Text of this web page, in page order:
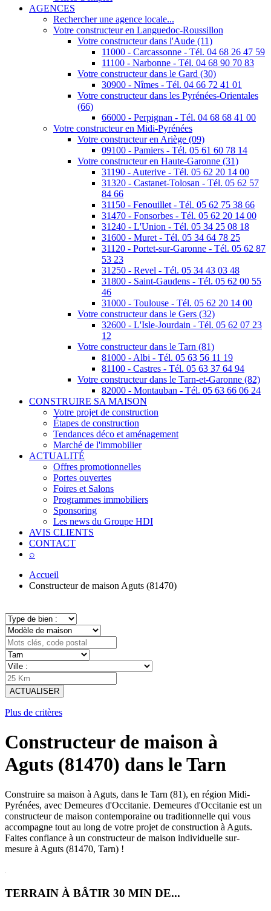
AGENCES
Rechercher une agence locale...
Votre constructeur en Languedoc-Roussillon
Votre constructeur dans l'Aude (11)
11000 - Carcassonne - Tél. 04 68 26 47 59
11100 - Narbonne - Tél. 04 68 90 70 83
Votre constructeur dans le Gard (30)
30900 - Nîmes - Tél. 04 66 72 41 01
Votre constructeur dans les Pyrénées-Orientales
(66)
66000 - Perpignan - Tél. 04 68 68 41 00
Votre constructeur en Midi-Pyrénées
Votre constructeur en Ariège (09)
09100 - Pamiers - Tél. 05 61 60 78 14
Votre constructeur en Haute-Garonne (31)
31190 - Auterive - Tél. 05 62 20 14 00
31320 - Castanet-Tolosan - Tél. 05 62 57
84 66
31150 - Fenouillet - Tél. 05 62 75 38 66
31470 - Fonsorbes - Tél. 05 62 20 14 00
31240 - L'Union - Tél. 05 34 25 08 18
31600 - Muret - Tél. 05 34 64 78 25
31120 - Portet-sur-Garonne - Tél. 05 62 87
53 23
31250 - Revel - Tél. 05 34 43 03 48
31800 - Saint-Gaudens - Tél. 05 62 00 55
46
31000 - Toulouse - Tél. 05 62 20 14 00
Votre constructeur dans le Gers (32)
32600 - L'Isle-Jourdain - Tél. 05 62 07 23
12
Votre constructeur dans le Tarn (81)
81000 - Albi - Tél. 05 63 56 11 19
81100 - Castres - Tél. 05 63 37 64 94
Votre constructeur dans le Tarn-et-Garonne (82)
82000 - Montauban - Tél. 05 63 66 06 24
CONSTRUIRE SA MAISON
Votre projet de construction
Étapes de construction
Tendances déco et aménagement
Marché de l'immobilier
ACTUALITÉ
Offres promotionnelles
Portes ouvertes
Foires et Salons
Programmes immobiliers
Sponsoring
Les news du Groupe HDI
AVIS CLIENTS
CONTACT
⌕
Accueil
Constructeur de maison Aguts (81470)
ACTUALISER
Plus de critères
Constructeur de maison à
Aguts (81470) dans le Tarn
Construire sa maison à Aguts, dans le Tarn (81), en région Midi-
Pyrénées, avec Demeures d'Occitanie. Demeures d'Occitanie est un
constructeur de maison contemporaine ou traditionnelle qui vous
accompagne tout au long de votre projet de construction à Aguts.
Faites confiance à un constructeur de maison individuelle sur-
mesure à Aguts (81470, Tarn) !
TERRAIN À BÂTIR 30 MIN DE...